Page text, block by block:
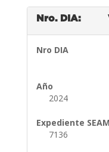
Nro. DIA:
Nro DIA
Año
2024
Expediente SEAM
7136